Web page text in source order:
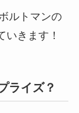
ルトマンの
きます！
ライズ？